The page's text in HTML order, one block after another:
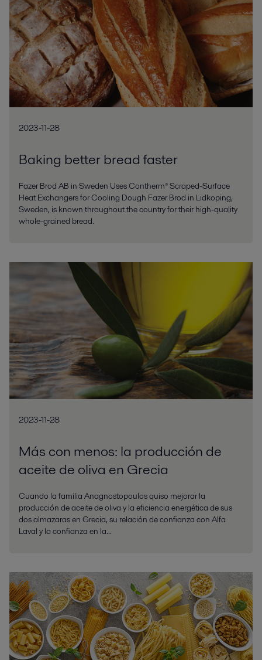
2023-11-28
Baking better bread faster
Fazer Brod AB in Sweden Uses Contherm® Scraped-Surface
Heat Exchangers for Cooling Dough Fazer Brod in Lidkoping,
Sweden, is known throughout the country for their high-quality
whole-grained bread.
2023-11-28
Más con menos: la producción de
aceite de oliva en Grecia
Cuando la familia Anagnostopoulos quiso mejorar la
producción de aceite de oliva y la eficiencia energética de sus
dos almazaras en Grecia, su relación de confianza con Alfa
Laval y la confianza en la...